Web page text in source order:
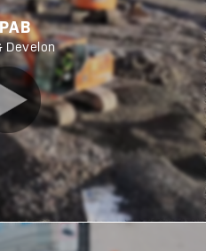
Develon